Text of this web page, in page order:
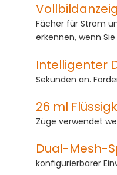
Fächer für Strom
erkennen, wenn
Intelligenter
Sekunden an.
26 ml
Züge verwendet
Dual-Mesh-
konfigurierbarer